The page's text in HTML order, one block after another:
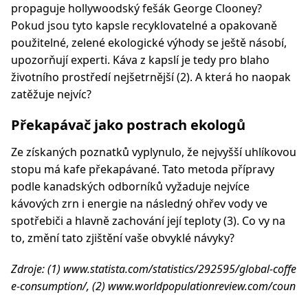
propaguje hollywoodský fešák George Clooney?
Pokud jsou tyto kapsle recyklovatelné a opakovaně
použitelné, zelené ekologické výhody se ještě násobí,
upozorňují experti. Káva z kapslí je tedy pro blaho
životního prostředí nejšetrnější (2). A která ho naopak
zatěžuje nejvíc?
Překapávač jako postrach ekologů
Ze získaných poznatků vyplynulo, že nejvyšší uhlíkovou
stopu má kafe překapávané. Tato metoda přípravy
podle kanadských odborníků vyžaduje nejvíce
kávových zrn i energie na následný ohřev vody ve
spotřebiči a hlavně zachování její teploty (3). Co vy na
to, změní tato zjištění vaše obvyklé návyky?
Zdroje: (1) www.statista.com/statistics/292595/global-coffe
e-consumption/, (2) www.worldpopulationreview.com/coun